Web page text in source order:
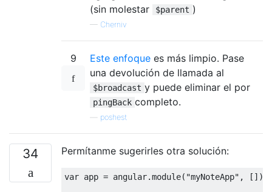
(sin molestar
$parent )
— Cherniv
9 Este enfoque es más limpio. Pase
una devolución de llamada al
$broadcast y puede eliminar el por
pingBack completo.
poshest
34 Permítanme sugerirles otra solución:
var app = angular.module( "myNoteApp" , []);